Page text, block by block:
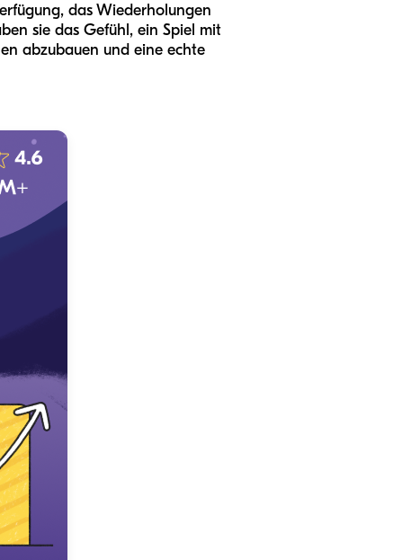
das Wiederholungen
sie das Gefühl, ein Spiel mit
abzubauen und eine echte